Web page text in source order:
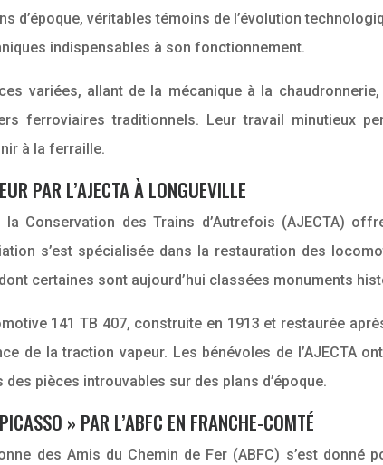
d’époque, véritables témoins de l’évolution
indispensables à son fonctionnement.
variées, allant de la mécanique à la
ferroviaires traditionnels. Leur travail minutieux
à la ferraille.
PAR L’AJECTA À LONGUEVILLE
la Conservation des Trains d’Autrefois (AJECTA)
s’est spécialisée dans la restauration des
certaines sont aujourd’hui classées monuments
141 TB 407, construite en 1913 et restaurée
de la traction vapeur. Les bénévoles de l’AJECTA
pièces introuvables sur des plans d’époque.
» PAR L’ABFC EN FRANCHE-COMTÉ
des Amis du Chemin de Fer (ABFC) s’est